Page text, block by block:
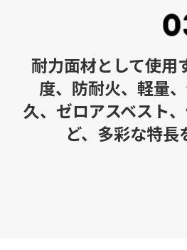
耐力面材として使用
度、防耐火、軽量
久、ゼロアスベスト
ど、多彩な特長